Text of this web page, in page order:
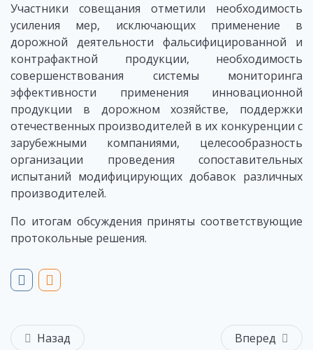
Участники совещания отметили необходимость
усиления мер, исключающих применение в
дорожной деятельности фальсифицированной и
контрафактной продукции, необходимость
совершенствования системы мониторинга
эффективности применения инновационной
продукции в дорожном хозяйстве, поддержки
отечественных производителей в их конкуренции с
зарубежными компаниями, целесообразность
организации проведения сопоставительных
испытаний модифицирующих добавок различных
производителей.
По итогам обсуждения приняты соответствующие
протокольные решения.
Назад Вперед